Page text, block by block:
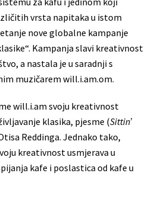
vrsta napitaka u istom
nove globalne kampanje
Kampanja slavi kreativnost
a nastala je u saradnji s
muzičarem will.i.am.om.
will.i.am svoju kreativnost
klasika, pjesme (Sittin’
Reddinga. Jednako tako,
kreativnost usmjerava u
kafe i poslastica od kafe u